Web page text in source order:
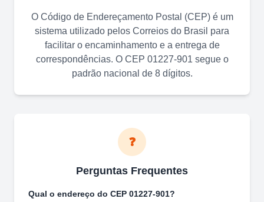
O Código de Endereçamento Postal (CEP) é um
sistema utilizado pelos Correios do Brasil para
facilitar o encaminhamento e a entrega de
correspondências. O CEP 01227-901 segue o
padrão nacional de 8 dígitos.
❓
Perguntas Frequentes
Qual o endereço do CEP 01227-901?